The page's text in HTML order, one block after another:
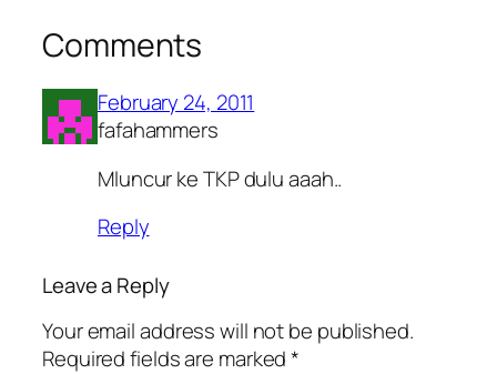
Comments
February 24, 2011
fafahammers
Mluncur ke TKP dulu aaah..
Reply
Leave a Reply
Your email address will not be published.
Required fields are marked*